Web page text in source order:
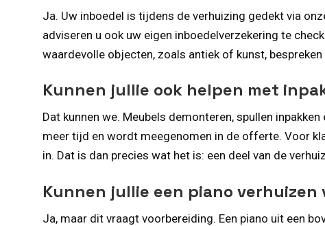
Ja. Uw inboedel is tijdens de verhuizing gedekt via
adviseren u ook uw eigen inboedelverzekering te
waardevolle objecten, zoals antiek of kunst,
Kunnen jullie ook helpen met
Dat kunnen we. Meubels demonteren, spullen
meer tijd en wordt meegenomen in de offerte. Voor
in. Dat is dan precies wat het is: een deel van de
Kunnen jullie een piano
Ja, maar dit vraagt voorbereiding. Een piano uit een